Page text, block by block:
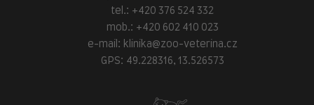
tel.: +420 376 524 332
mob.: +420 602 410 023
e-mail: klinika@zoo-veterina.cz
GPS: 49.228316, 13.526573